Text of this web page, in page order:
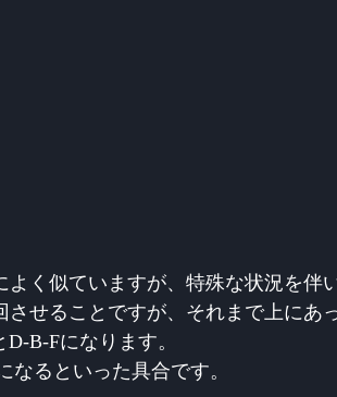
く似ていますが、特殊な状況を伴
させることですが、それまで上にあ
B-Fになります。
なるといった具合です。